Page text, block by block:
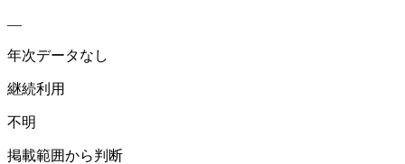
—
年次データなし
継続利用
不明
掲載範囲から判断